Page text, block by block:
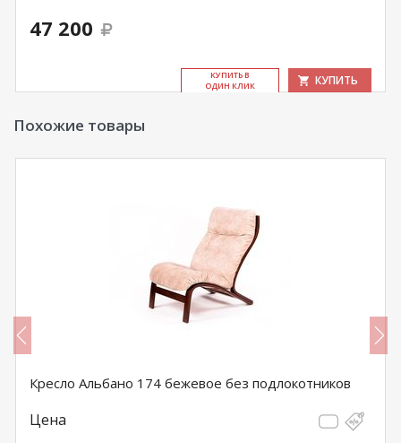
47 200
КУ­ПИТЬ В
ОДИН КЛИК
КУПИТЬ
Похожие товары
Кресло Альбано 174 бежевое без подлокотников
Цена